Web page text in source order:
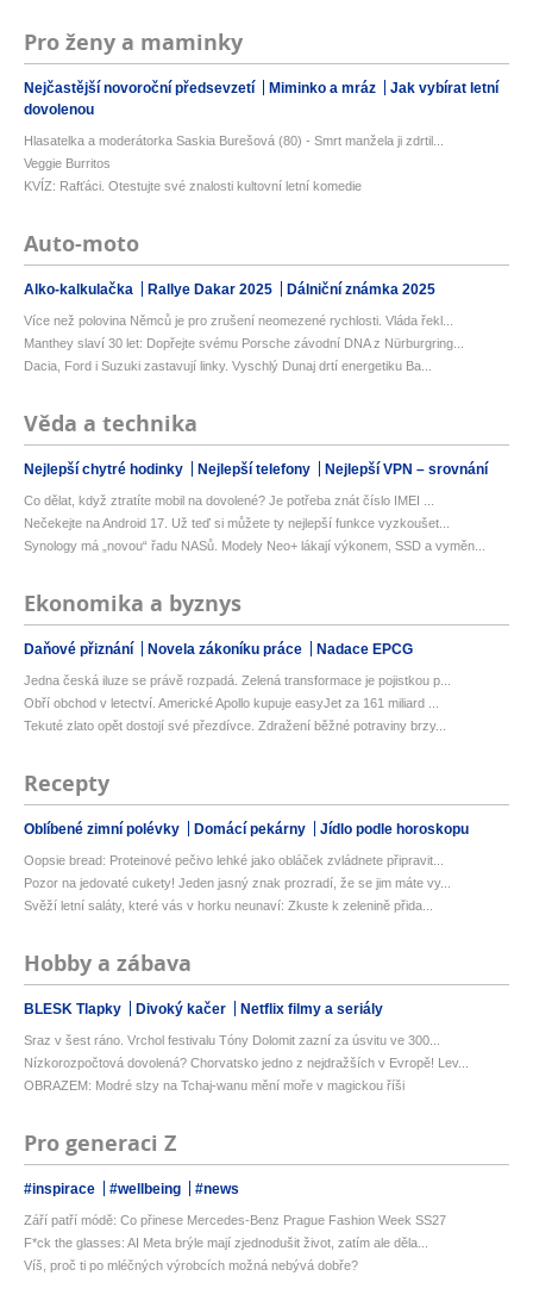
Pro ženy a maminky
Nejčastější novoroční předsevzetí Miminko a mráz
Jak vybírat letní
dovolenou
Hlasatelka a moderátorka Saskia Burešová (80) - Smrt manžela ji zdrtil...
Veggie Burritos
KVÍZ: Rafťáci. Otestujte své znalosti kultovní letní komedie
Auto-moto
Alko-kalkulačka Rallye Dakar 2025 Dálniční známka 2025
Více než polovina Němců je pro zrušení neomezené rychlosti. Vláda řekl...
Manthey slaví 30 let: Dopřejte svému Porsche závodní DNA z Nürburgring...
Dacia, Ford i Suzuki zastavují linky. Vyschlý Dunaj drtí energetiku Ba...
Věda a technika
Nejlepší chytré hodinky Nejlepší telefony Nejlepší VPN – srovnání
Co dělat, když ztratíte mobil na dovolené? Je potřeba znát číslo IMEI ...
Nečekejte na Android 17. Už teď si můžete ty nejlepší funkce vyzkoušet...
Synology má „novou“ řadu NASů. Modely Neo+ lákají výkonem, SSD a vyměn...
Ekonomika a byznys
Daňové přiznání Novela zákoníku práce Nadace EPCG
Jedna česká iluze se právě rozpadá. Zelená transformace je pojistkou p...
Obří obchod v letectví. Americké Apollo kupuje easyJet za 161 miliard ...
Tekuté zlato opět dostojí své přezdívce. Zdražení běžné potraviny brzy...
Recepty
Oblíbené zimní polévky Domácí pekárny Jídlo podle horoskopu
Oopsie bread: Proteinové pečivo lehké jako obláček zvládnete připravit...
Pozor na jedovaté cukety! Jeden jasný znak prozradí, že se jim máte vy...
Svěží letní saláty, které vás v horku neunaví: Zkuste k zelenině přida...
Hobby a zábava
BLESK Tlapky Divoký kačer Netflix filmy a seriály
Sraz v šest ráno. Vrchol festivalu Tóny Dolomit zazní za úsvitu ve 300...
Nízkorozpočtová dovolená? Chorvatsko jedno z nejdražších v Evropě! Lev...
OBRAZEM: Modré slzy na Tchaj-wanu mění moře v magickou říši
Pro generaci Z
#inspirace #wellbeing #news
Září patří módě: Co přinese Mercedes-Benz Prague Fashion Week SS27
F*ck the glasses: AI Meta brýle mají zjednodušit život, zatím ale děla...
Víš, proč ti po mléčných výrobcích možná nebývá dobře?